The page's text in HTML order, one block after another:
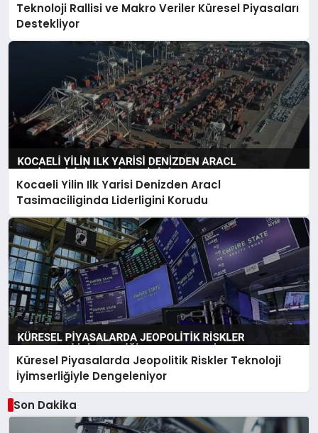
Teknoloji Rallisi ve Makro Veriler Küresel Piyasaları
Destekliyor
Kocaeli Yilin Ilk Yarisi Denizden Aracl
Tasimaciliginda Liderligini Korudu
Küresel Piyasalarda Jeopolitik Riskler Teknoloji
İyimserliğiyle Dengeleniyor
Son Dakika